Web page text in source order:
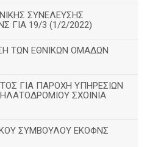
ΣΥΝΕΛΕΥΣΗΣ
ΓΙΑ 19/3 (1/2/2022)
ΤΩΝ ΕΘΝΙΚΩΝ ΟΜΑΔΩΝ
ΓΙΑ ΠΑΡΟΧΗ ΥΠΗΡΕΣΙΩΝ
ΣΧΟΙΝΙΑ
ΣΥΜΒΟΥΛΟΥ ΕΚΟΦΝΣ